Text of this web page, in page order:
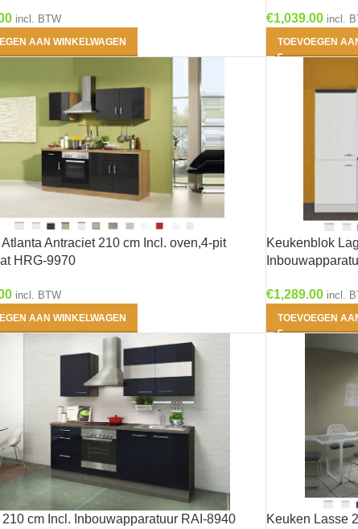
Antraciet(2)
Grijs-Bruin(0)
(2)
1- Bengt - Wit mat
2- Erik - Houtberf
Antraciet mat(0)
4- Matten - Grijs
incl. BTW
AAN WINKELWAGEN
€1,039.00 incl.
TOEVOEGEN
Antraciet 210 cm Incl. oven,4-pit
HRG-9970
incl. BTW
AAN WINKELWAGEN
Keukenblok
€1,289.00 incl.
TOEVOEGEN
210 cm Incl. Inbouwapparatuur RAI-8940
Keuken Lasse